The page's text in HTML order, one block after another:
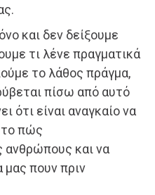
και δεν δείξουμε
τι λένε πραγματικά
το λάθος πράγμα,
πίσω από αυτό
ότι είναι αναγκαίο να
το πώς
ανθρώπους και να
μας πουν πριν